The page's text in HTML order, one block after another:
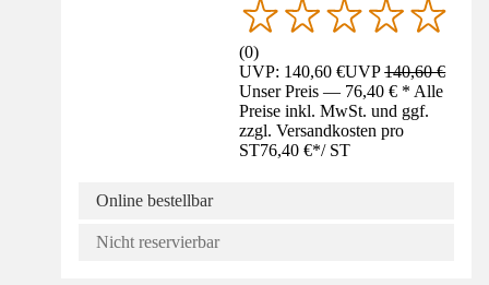
(0)
UVP: 140,60 €UVP140,60 €
Unser Preis — 76,40 € * Alle
Preise inkl. MwSt. und ggf.
zzgl. Versandkosten pro
ST76,40 €*/ ST
Online bestellbar
Nicht reservierbar